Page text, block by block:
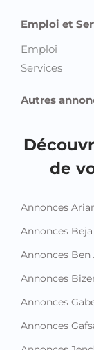
Emploi et
Emploi
Services
Autres
de
Annonces
Annonces Beja
Annonces Ben
Annonces
Annonces
Annonces